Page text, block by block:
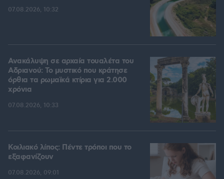
07.08.2026, 10:32
Ανακάλυψη σε αρχαία τουαλέτα του
Αδριανού: Το μυστικό που κράτησε
όρθια τα ρωμαϊκά κτίρια για 2.000
χρόνια
07.08.2026, 10:33
Κοιλιακό λίπος: Πέντε τρόποι που το
εξαφανίζουν
07.08.2026, 09:01